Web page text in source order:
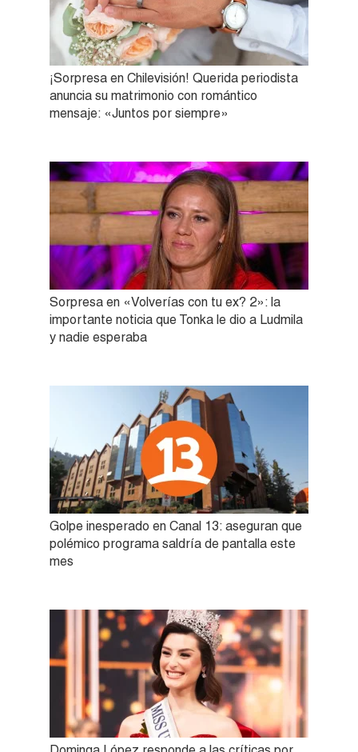
¡Sorpresa en Chilevisión! Querida periodista
anuncia su matrimonio con romántico
mensaje: «Juntos por siempre»
Sorpresa en «Volverías con tu ex? 2»: la
importante noticia que Tonka le dio a Ludmila
y nadie esperaba
Golpe inesperado en Canal 13: aseguran que
polémico programa saldría de pantalla este
mes